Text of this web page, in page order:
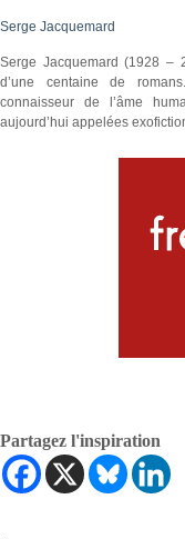
Serge Jacquemard
Serge Jacquemard (1928 –
d’une centaine de
connaisseur de l’âme
aujourd’hui appelées
Partagez l'inspiration